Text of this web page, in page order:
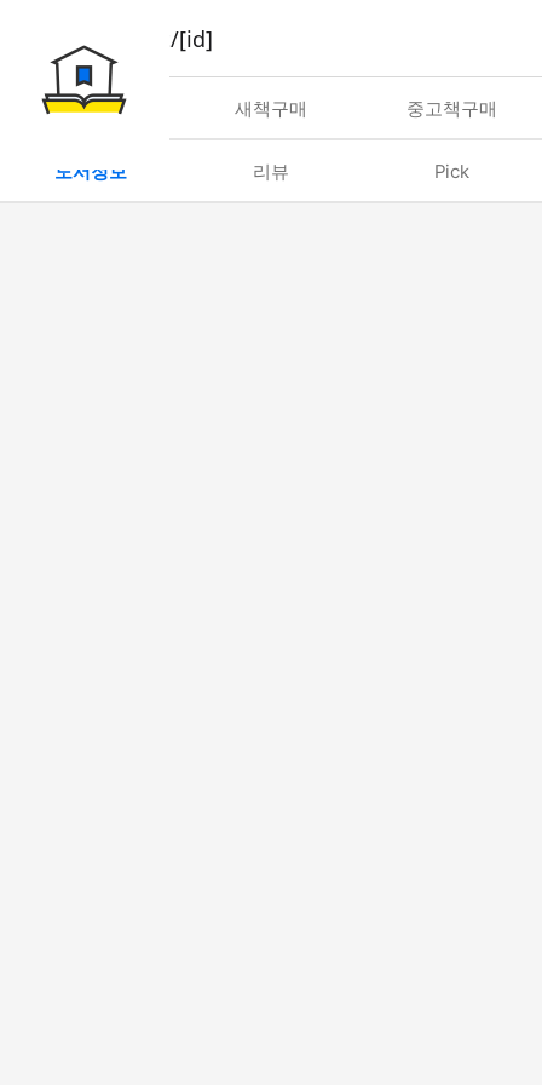
book/rent/[id]
대여 새책구매 중고책구매
도서정보 리뷰 Pick